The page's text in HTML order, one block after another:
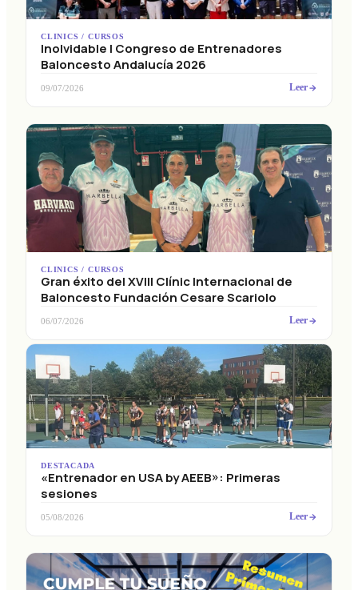
CLINICS / CURSOS
Inolvidable I Congreso de Entrenadores
Baloncesto Andalucía 2026
09/07/2026 Leer
CLINICS / CURSOS
Gran éxito del XVIII Clínic Internacional de
Baloncesto Fundación Cesare Scariolo
06/07/2026 Leer
DESTACADA
«Entrenador en USA by AEEB»: Primeras
sesiones
05/08/2026 Leer